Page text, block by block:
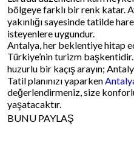
bölgeye farklı bir renk katar.
yakınlığı sayesinde tatilde
isteyenlere uygundur.
Antalya, her beklentiye hitap
Türkiye’nin turizm
huzurlu bir kaçış arayın;
Tatil planınızı yaparken
değerlendirmeniz, size
yaşatacaktır.
BUNU PAYLAŞ